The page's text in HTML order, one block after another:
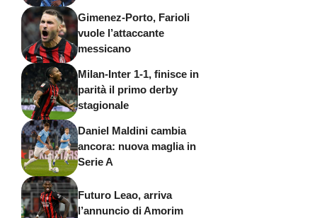
Gimenez-Porto, Farioli
vuole l’attaccante
messicano
Milan-Inter 1-1, finisce in
parità il primo derby
stagionale
Daniel Maldini cambia
ancora: nuova maglia in
Serie A
Futuro Leao, arriva
l’annuncio di Amorim